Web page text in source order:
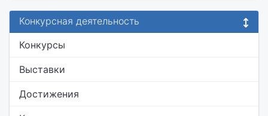
Конкурсная деятельность
Конкурсы
Выставки
Достижения